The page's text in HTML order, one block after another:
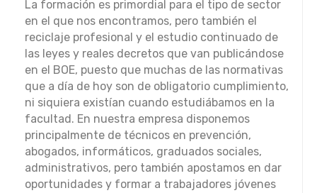
La formación es primordial para el tipo de sector
en el que nos encontramos, pero también el
reciclaje profesional y el estudio continuado de
las leyes y reales decretos que van publicándose
en el BOE, puesto que muchas de las normativas
que a día de hoy son de obligatorio cumplimiento,
ni siquiera existían cuando estudiábamos en la
facultad. En nuestra empresa disponemos
principalmente de técnicos en prevención,
abogados, informáticos, graduados sociales,
administrativos, pero también apostamos en dar
oportunidades y formar a trabajadores jóvenes